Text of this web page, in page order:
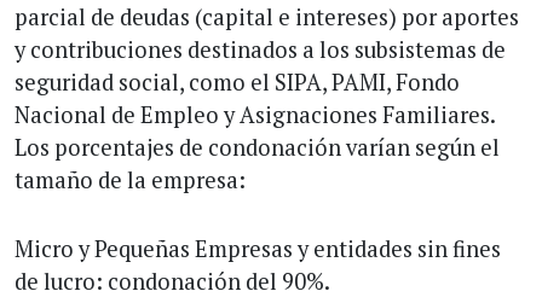
parcial de deudas (capital e intereses) por aportes
y contribuciones destinados a los subsistemas de
seguridad social, como el SIPA, PAMI, Fondo
Nacional de Empleo y Asignaciones Familiares.
Los porcentajes de condonación varían según el
tamaño de la empresa:
Micro y Pequeñas Empresas y entidades sin fines
de lucro: condonación del 90%.